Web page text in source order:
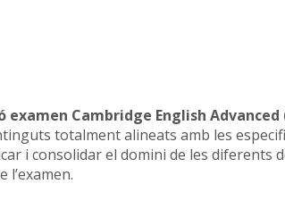
Cambridge English Advanced
totalment alineats amb les
i consolidar el domini de les diferents